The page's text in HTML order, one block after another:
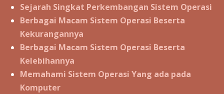
Sejarah Singkat Perkembangan Sistem Operasi
Berbagai Macam Sistem Operasi Beserta
Kekurangannya
Berbagai Macam Sistem Operasi Beserta
Kelebihannya
Memahami Sistem Operasi Yang ada pada
Komputer